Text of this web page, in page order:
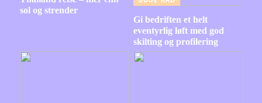
sol og strender
Gi bedriften et helt
eventyrlig løft med god
skilting og profilering